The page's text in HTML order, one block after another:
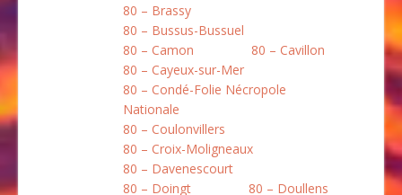
80 – Brassy
80 – Bussus-Bussuel
80 – Camon
80 – Cavillon
80 – Cayeux-sur-Mer
80 – Condé-Folie Nécropole
Nationale
80 – Coulonvillers
80 – Croix-Moligneaux
80 – Davenescourt
80 – Doingt
80 – Doullens